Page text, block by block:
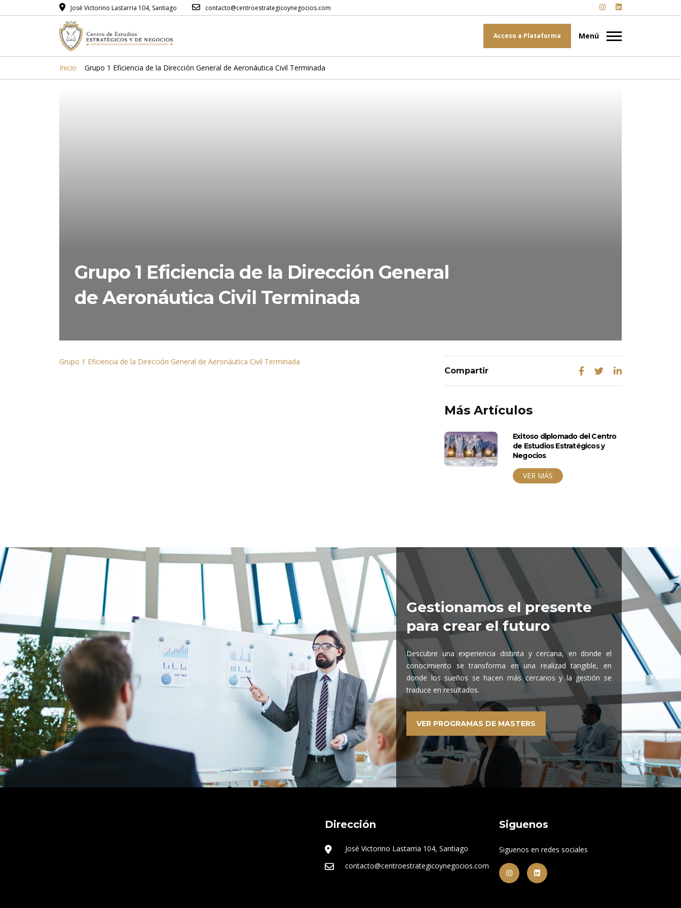
José Victorino Lastarria 104, Santiago contacto@centroestrategicoynegocios.com
Acceso a Plataforma
Inicio Grupo 1 Eficiencia de la Dirección General de Aeronáutica Civil Terminada
Grupo 1 Eficiencia de la Dirección General
de Aeronáutica Civil Terminada
Grupo 1 Eficiencia de la Dirección General de Aeronáutica Civil Terminada
Más Artículos
Exitoso diplomado del Centro
de Estudios Estratégicos y
Negocios
VER MÁS
Gestionamos el presente
para crear el futuro
Descubre una experiencia distinta y cercana, en donde el
conocimiento se transforma en una realizad tangible, en
donde los sueños se hacen más cercanos y la gestión se
traduce en resultados.
VER PROGRAMAS DE MASTERS
Dirección
José Victorino Lastarria 104, Santiago
contacto@centroestrategicoynegocios.com
Siguenos
Siguenos en redes sociales